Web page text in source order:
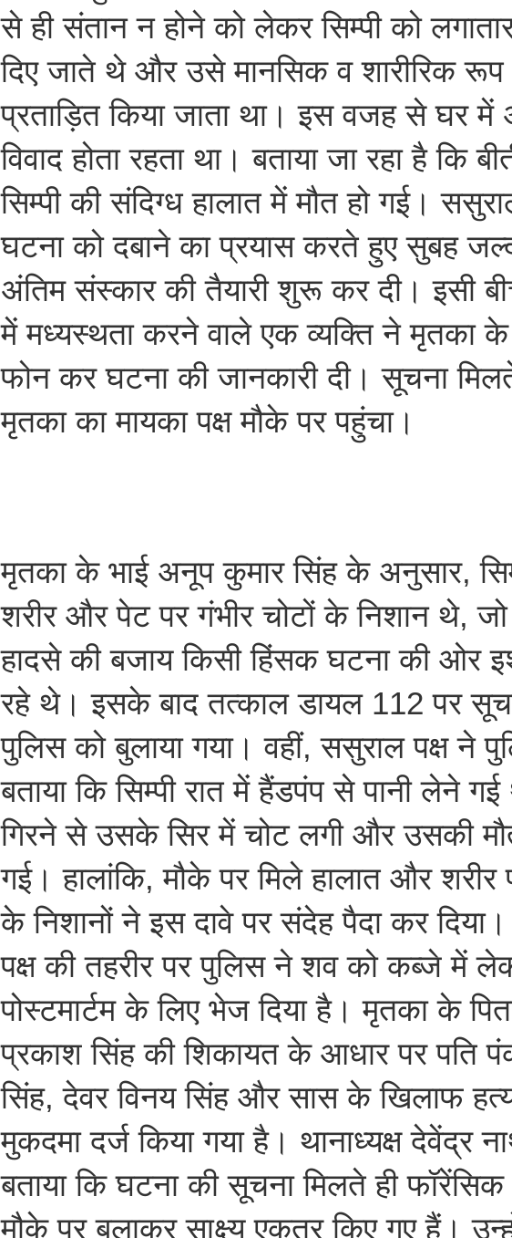
से ही संतान न होने को लेकर सिम्पी को
दिए जाते थे और उसे मानसिक व शारीरिक
प्रताड़ित किया जाता था। इस वजह से घर में
विवाद होता रहता था। बताया जा रहा है कि
सिम्पी की संदिग्ध हालात में मौत हो गई।
घटना को दबाने का प्रयास करते हुए सुबह
अंतिम संस्कार की तैयारी शुरू कर दी। इसी
में मध्यस्थता करने वाले एक व्यक्ति ने मृतका के
फोन कर घटना की जानकारी दी। सूचना
मृतका का मायका पक्ष मौके पर पहुंचा।
मृतका के भाई अनूप कुमार सिंह के अनुसार,
शरीर और पेट पर गंभीर चोटों के निशान थे, जो
हादसे की बजाय किसी हिंसक घटना की ओर
रहे थे। इसके बाद तत्काल डायल 112 पर
पुलिस को बुलाया गया। वहीं, ससुराल पक्ष ने
बताया कि सिम्पी रात में हैंडपंप से पानी लेने
गिरने से उसके सिर में चोट लगी और उसकी
गई। हालांकि, मौके पर मिले हालात और शरीर
के निशानों ने इस दावे पर संदेह पैदा कर
पक्ष की तहरीर पर पुलिस ने शव को कब्जे में
पोस्टमार्टम के लिए भेज दिया है। मृतका के
प्रकाश सिंह की शिकायत के आधार पर पति
सिंह, देवर विनय सिंह और सास के खिलाफ
मुकदमा दर्ज किया गया है। थानाध्यक्ष देवेंद्र
बताया कि घटना की सूचना मिलते ही फॉरेंसिक
मौके पर बुलाकर साक्ष्य एकत्र किए गए हैं।